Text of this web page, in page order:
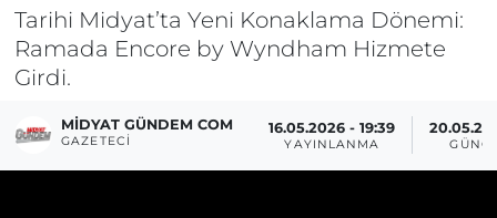
Tarihi Midyat’ta Yeni Konaklama Dönemi:
Ramada Encore by Wyndham Hizmete
Girdi.
MIDYAT GÜNDEM COM
GAZETECI
16.05.2026 - 19:39
YAYINLANMA